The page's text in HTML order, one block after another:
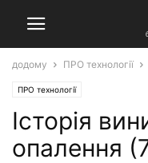
додому ПРО технології
ПРО технології
Історія
опалення